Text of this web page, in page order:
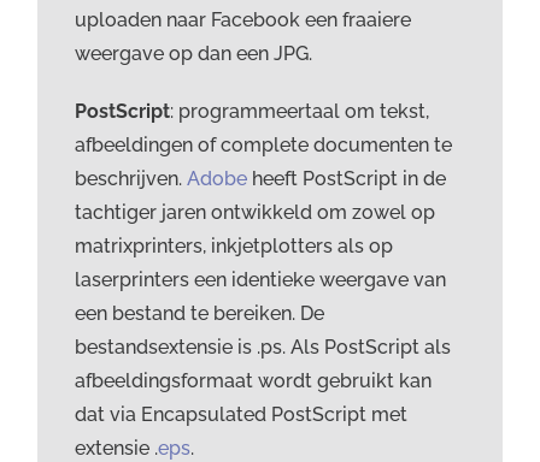
uploaden naar Facebook een fraaiere
weergave op dan een JPG.
PostScript: programmeertaal om tekst,
afbeeldingen of complete documenten te
beschrijven.Adobe heeft PostScript in de
tachtiger jaren ontwikkeld om zowel op
matrixprinters, inkjetplotters als op
laserprinters een identieke weergave van
een bestand te bereiken. De
bestandsextensie is .ps. Als PostScript als
afbeeldingsformaat wordt gebruikt kan
dat via Encapsulated PostScript met
extensie .eps.